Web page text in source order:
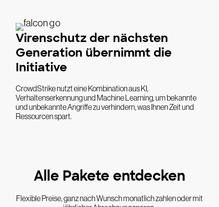
Virenschutz der nächsten
Generation übernimmt die
Initiative
CrowdStrike nutzt eine Kombination aus KI,
Verhaltenserkennung und Machine Learning, um bekannte
und unbekannte Angriffe zu verhindern, was Ihnen Zeit und
Ressourcen spart.
Alle Pakete entdecken
Flexible Preise, ganz nach Wunsch monatlich zahlen oder mit